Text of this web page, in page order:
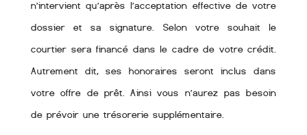
n’intervient qu’après l’acceptation effective de votre
dossier et sa signature. Selon votre souhait le
courtier sera financé dans le cadre de votre crédit.
Autrement dit, ses honoraires seront inclus dans
votre offre de prêt. Ainsi vous n’aurez pas besoin
de prévoir une trésorerie supplémentaire.